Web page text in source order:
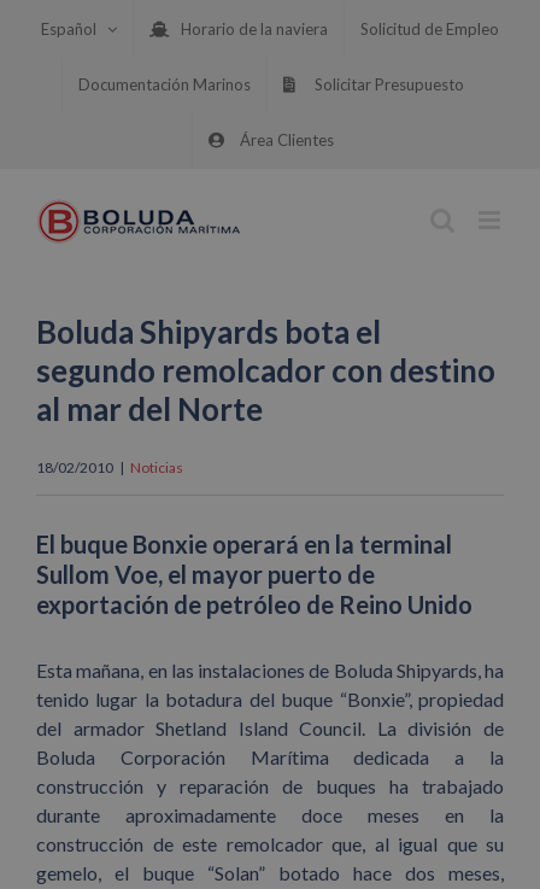
Español Horario de la naviera Solicitud de Empleo
Documentación Marinos Solicitar Presupuesto
Área Clientes
Boluda Shipyards bota el
segundo remolcador con destino
al mar del Norte
18/02/2010 | Noticias
El buque Bonxie operará en la terminal
Sullom Voe, el mayor puerto de
exportación de petróleo de Reino Unido
Esta mañana, en las instalaciones de Boluda Shipyards, ha
tenido lugar la botadura del buque “Bonxie”, propiedad
del armador Shetland Island Council. La división de
Boluda Corporación Marítima dedicada a la
construcción y reparación de buques ha trabajado
durante aproximadamente doce meses en la
construcción de este remolcador que, al igual que su
gemelo, el buque “Solan” botado hace dos meses,